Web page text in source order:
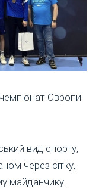
Європи
вид спорту,
через сітку,
майданчику.